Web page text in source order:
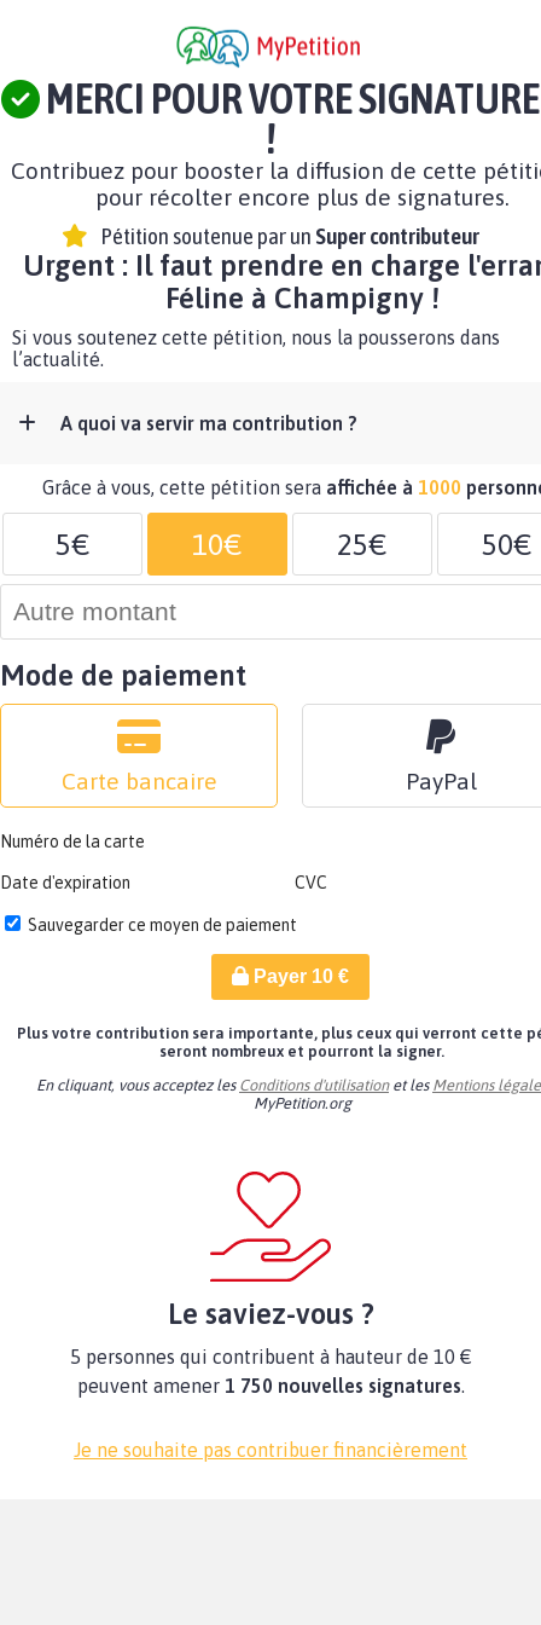
MERCI POUR VOTRE SIGNATURE
!
Contribuez pour booster la diffusion de cette
pour récolter encore plus de signatures.
Pétition soutenue par un Super contributeur
Urgent : Il faut prendre en charge
Féline à Champigny !
Si vous soutenez cette pétition, nous la pousserons dans
l’actualité.
A quoi va servir ma contribution ?
Grâce à vous, cette pétition sera affichée à 1000
5€ 10€ 25€ 50€
Mode de paiement
Carte bancaire PayPal
Numéro de la carte
Date d'expiration CVC
Sauvegarder ce moyen de paiement
Payer 10€
Plus votre contribution sera importante, plus ceux qui verront cette
seront nombreux et pourront la signer.
En cliquant, vous acceptez les Conditions d'utilisationet les Mentions
MyPetition.org
Le saviez-vous ?
5 personnes qui contribuent à hauteur de 10 €
peuvent amener 1 750 nouvelles signatures.
Je ne souhaite pas contribuer financièrement